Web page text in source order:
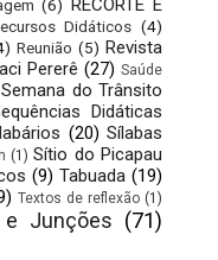
(6) RECORTE E
Didáticos (4)
Reunião (5) Revista
Pererê (27) Saúde
Semana do Trânsito
Didáticas
(20) Sílabas
(1) Sítio do Picapau
(9) Tabuada (19)
Textos de reflexão (1)
e Junções (71)